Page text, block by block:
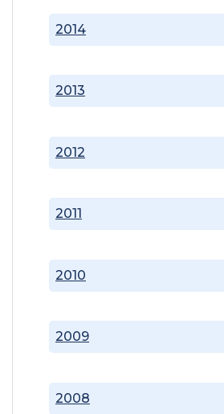
2008
2009
2010
2011
2012
2013
2014